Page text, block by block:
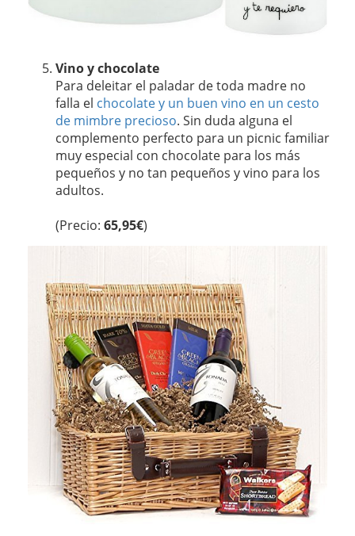
Vino y chocolate
Para deleitar el paladar de toda madre no
falla el chocolate y un buen vino en un cesto
de mimbre precioso. Sin duda alguna el
complemento perfecto para un picnic familiar
muy especial con chocolate para los más
pequeños y no tan pequeños y vino para los
adultos.
(Precio: 65,95€)